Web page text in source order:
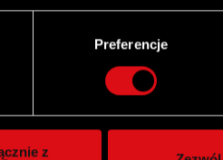
urządzenie, aktywnie
tego, jak Twoje osobiste
plików cookie możesz
do spersonalizowania
Preferencje
z